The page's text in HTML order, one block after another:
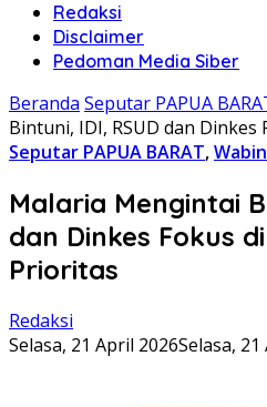
Redaksi
Disclaimer
Pedoman Media Siber
Beranda Seputar PAPUA
Bintuni, IDI, RSUD dan
Seputar PAPUA BARAT,
Malaria Mengintai
dan Dinkes Fokus
Prioritas
Redaksi
Selasa, 21 April 2026Selasa,